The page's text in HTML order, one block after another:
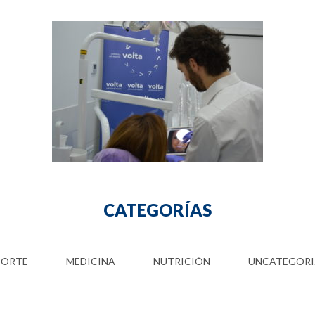
CATEGORÍAS
MEDICINA NUTRICIÓN